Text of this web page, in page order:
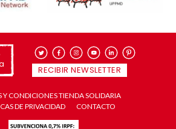
RECIBIR NEWSLETTER
Y CONDICIONES TIENDA SOLIDARIA
DE PRIVACIDAD CONTACTO